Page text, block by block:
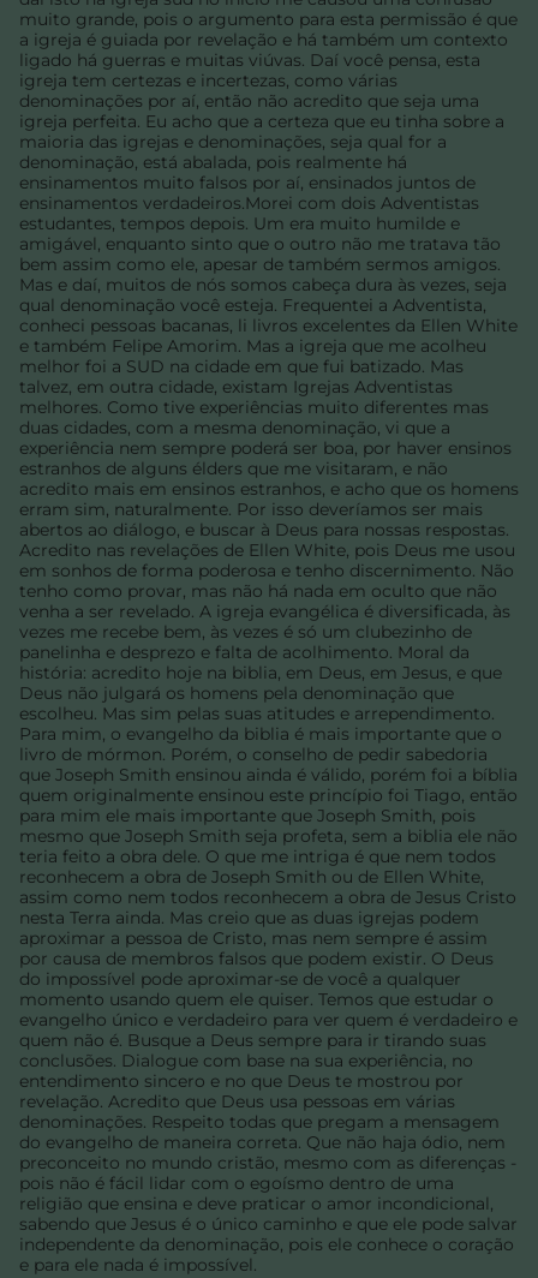
muito grande, pois o argumento para esta permissão é que
a igreja é guiada por revelação e há também um contexto
ligado há guerras e muitas viúvas. Daí você pensa, esta
igreja tem certezas e incertezas, como várias
denominações por aí, então não acredito que seja uma
igreja perfeita. Eu acho que a certeza que eu tinha sobre a
maioria das igrejas e denominações, seja qual for a
denominação, está abalada, pois realmente há
ensinamentos muito falsos por aí, ensinados juntos de
ensinamentos verdadeiros.Morei com dois Adventistas
estudantes, tempos depois. Um era muito humilde e
amigável, enquanto sinto que o outro não me tratava tão
bem assim como ele, apesar de também sermos amigos.
Mas e daí, muitos de nós somos cabeça dura às vezes, seja
qual denominação você esteja. Frequentei a Adventista,
conheci pessoas bacanas, li livros excelentes da Ellen White
e também Felipe Amorim. Mas a igreja que me acolheu
melhor foi a SUD na cidade em que fui batizado. Mas
talvez, em outra cidade, existam Igrejas Adventistas
melhores. Como tive experiências muito diferentes mas
duas cidades, com a mesma denominação, vi que a
experiência nem sempre poderá ser boa, por haver ensinos
estranhos de alguns élders que me visitaram, e não
acredito mais em ensinos estranhos, e acho que os homens
erram sim, naturalmente. Por isso deveríamos ser mais
abertos ao diálogo, e buscar à Deus para nossas respostas.
Acredito nas revelações de Ellen White, pois Deus me usou
em sonhos de forma poderosa e tenho discernimento. Não
tenho como provar, mas não há nada em oculto que não
venha a ser revelado. A igreja evangélica é diversificada, às
vezes me recebe bem, às vezes é só um clubezinho de
panelinha e desprezo e falta de acolhimento. Moral da
história: acredito hoje na biblia, em Deus, em Jesus, e que
Deus não julgará os homens pela denominação que
escolheu. Mas sim pelas suas atitudes e arrependimento.
Para mim, o evangelho da biblia é mais importante que o
livro de mórmon. Porém, o conselho de pedir sabedoria
que Joseph Smith ensinou ainda é válido, porém foi a bíblia
quem originalmente ensinou este princípio foi Tiago, então
para mim ele mais importante que Joseph Smith, pois
mesmo que Joseph Smith seja profeta, sem a biblia ele não
teria feito a obra dele. O que me intriga é que nem todos
reconhecem a obra de Joseph Smith ou de Ellen White,
assim como nem todos reconhecem a obra de Jesus Cristo
nesta Terra ainda. Mas creio que as duas igrejas podem
aproximar a pessoa de Cristo, mas nem sempre é assim
por causa de membros falsos que podem existir. O Deus
do impossível pode aproximar-se de você a qualquer
momento usando quem ele quiser. Temos que estudar o
evangelho único e verdadeiro para ver quem é verdadeiro e
quem não é. Busque a Deus sempre para ir tirando suas
conclusões. Dialogue com base na sua experiência, no
entendimento sincero e no que Deus te mostrou por
revelação. Acredito que Deus usa pessoas em várias
denominações. Respeito todas que pregam a mensagem
do evangelho de maneira correta. Que não haja ódio, nem
preconceito no mundo cristão, mesmo com as diferenças -
pois não é fácil lidar com o egoísmo dentro de uma
religião que ensina e deve praticar o amor incondicional,
sabendo que Jesus é o único caminho e que ele pode salvar
independente da denominação, pois ele conhece o coração
e para ele nada é impossível.